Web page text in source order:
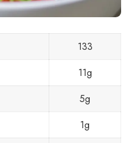
133
11g
5g
1g